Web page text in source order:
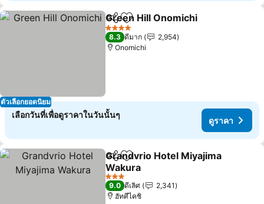
ตัวเลือกยอดนิยม
แชร์ เพิ่มในรายการโปรด
Green Hill Onomichi
4 ดาว
8.3 ดีมาก
2,954
Onomichi
เลือกวันที่เพื่อดูราคาในวันนั้นๆ
ดูราคา
แชร์ เพิ่มในรายการโปรด
Grandvrio Hotel Miyajima
Wakura
ดูราคา
3 ดาว
9.0 ดีเลิศ
2,341
ฮัทศึไคชิ